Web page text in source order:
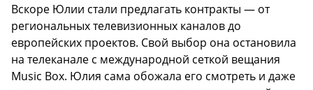
Вскоре Юлии стали предлагать контракты — от
региональных телевизионных каналов до
европейских проектов. Свой выбор она остановила
на телеканале с международной сеткой вещания
Music Box. Юлия сама обожала его смотреть и даже